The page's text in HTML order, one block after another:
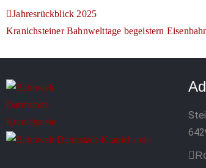
Jahresrückblick 2025
Kranichsteiner Bahnwelttage begeistern